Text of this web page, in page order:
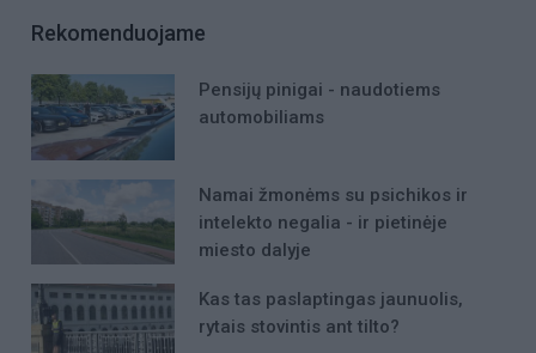
Rekomenduojame
Pensijų pinigai - naudotiems
automobiliams
Namai žmonėms su psichikos ir
intelekto negalia - ir pietinėje
miesto dalyje
Kas tas paslaptingas jaunuolis,
rytais stovintis ant tilto?